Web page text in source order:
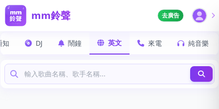
mm鈴聲 去廣告
知 DJ 鬧鐘 英文 來電 純音樂